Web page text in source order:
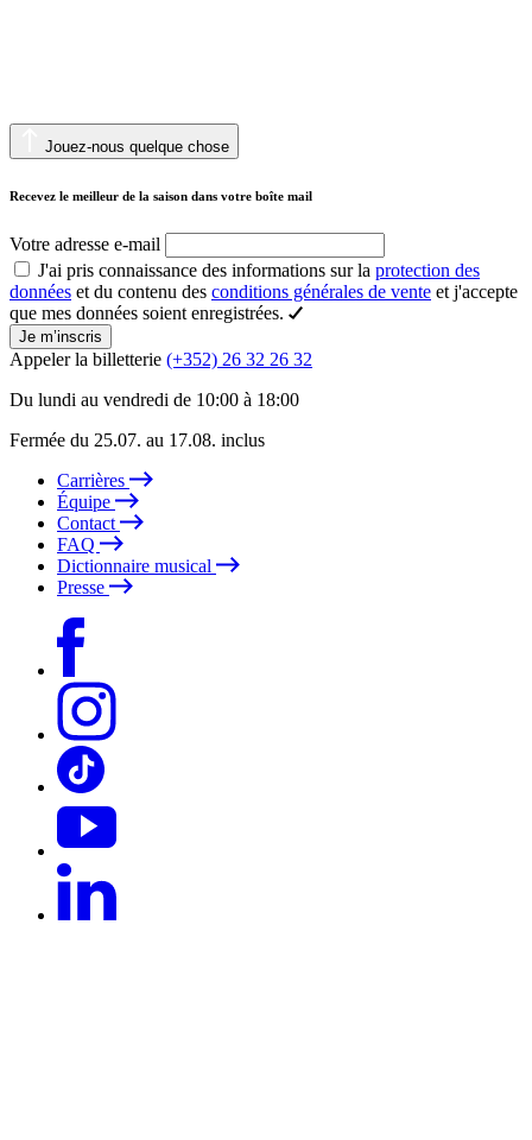
Jouez-nous quelque chose
Recevez le meilleur de la saison dans votre boîte mail
Votre adresse e-mail
J'ai pris connaissance des informations sur la protection des
données et du contenu des conditions générales de vente et j'accepte
que mes données soient enregistrées.
Je m’inscris
Appeler la billetterie (+352) 26 32 26 32
Du lundi au vendredi de 10:00 à 18:00
Fermée du 25.07. au 17.08. inclus
Carrières
Équipe
Contact
FAQ
Dictionnaire musical
Presse